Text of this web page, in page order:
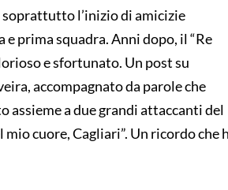
soprattutto l’inizio di amicizie
prima squadra. Anni dopo, il “Re
e sfortunato. Un post su
accompagnato da parole che
assieme a due grandi attaccanti del
cuore, Cagliari”. Un ricordo che